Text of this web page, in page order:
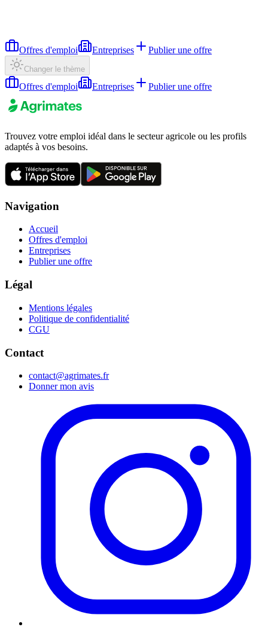
Offres d'emploi Entreprises Publier une offre
Changer le thème
Offres d'emploi Entreprises Publier une offre
Trouvez votre emploi idéal dans le secteur agricole ou les profils
adaptés à vos besoins.
Navigation
Accueil
Offres d'emploi
Entreprises
Publier une offre
Légal
Mentions légales
Politique de confidentialité
CGU
Contact
contact@agrimates.fr
Donner mon avis